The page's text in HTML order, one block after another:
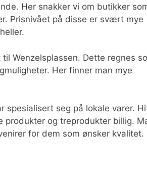
Her snakker vi om butikker
Prisnivået på disse er svært mye
Wenzelsplassen. Dette regnes
Her finner man mye
spesialisert seg på lokale varer.
produkter og treprodukter billig.
for dem som ønsker kvalitet.